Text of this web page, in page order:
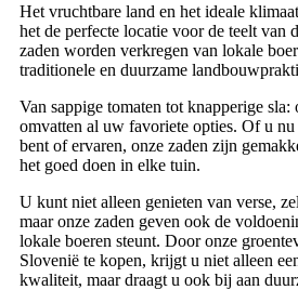
Het vruchtbare land en het ideale
het de perfecte locatie voor de teelt van
zaden worden verkregen van lokale
traditionele en duurzame
Van sappige tomaten tot knapperige sla:
omvatten al uw favoriete opties. Of u
bent of ervaren, onze zaden zijn
het goed doen in elke tuin.
U kunt niet alleen genieten van verse,
maar onze zaden geven ook de
lokale boeren steunt. Door onze
Slovenië te kopen, krijgt u niet alleen
kwaliteit, maar draagt u ook bij aan